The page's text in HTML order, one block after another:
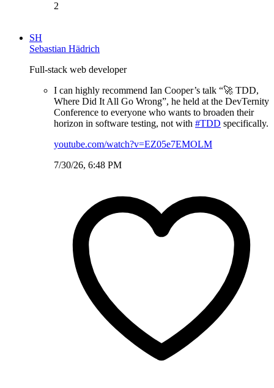
2
SH
Sebastian Hädrich
Full-stack web developer
I can highly recommend Ian Cooper’s talk “🚀 TDD,
Where Did It All Go Wrong”, he held at the DevTernity
Conference to everyone who wants to broaden their
horizon in software testing, not with #TDD specifically.
youtube.com/watch?v=EZ05e7EMOLM
7/30/26, 6:48 PM